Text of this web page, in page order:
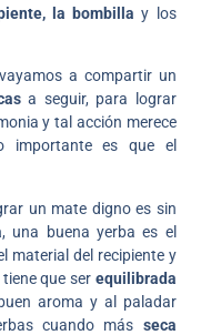
la bombillay los
a compartir un
a seguir, para lograr
y tal acción merece
importante es que el
un mate digno es sin
, una buena yerba es el
material del recipiente y
que ser equilibrada
aroma y al paladar
cuando más seca